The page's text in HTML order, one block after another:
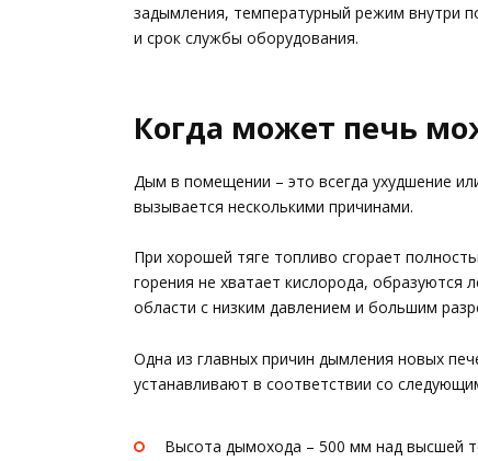
задымления, температурный режим внутри
и срок службы оборудования.
Когда может печь
Дым в помещении – это всегда ухудшение
вызывается несколькими причинами.
При хорошей тяге топливо сгорает
горения не хватает кислорода, образуются
области с низким давлением и большим
Одна из главных причин дымления новых
устанавливают в соответствии со
Высота дымохода – 500 мм над высшей